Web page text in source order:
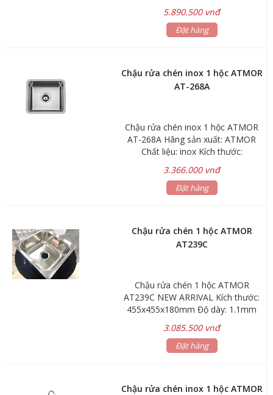
Bảo hành : sink 3 năm, phụ kiện 1
năm
5.890.500 vnđ
Đặt hàng
Chậu rửa chén inox 1 hộc ATMOR
AT-268A
Chậu rửa chén inox 1 hộc ATMOR
AT-268A Hãng sản xuất: ATMOR
Chất liệu: inox Kích thước:
Bảo hành: sink 3 năm, phụ kiện 1
năm
3.366.000 vnđ
Đặt hàng
Chậu rửa chén 1 hộc ATMOR
AT239C
Chậu rửa chén 1 hộc ATMOR
AT239C NEW ARRIVAL Kích thước:
455x455x180mm Độ dày: 1.1mm
kiện 1 năm
3.085.500 vnđ
Đặt hàng
Chậu rửa chén inox 1 hộc ATMOR